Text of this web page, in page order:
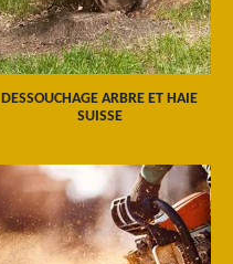
DESSOUCHAGE ARBRE ET HAIE
SUISSE